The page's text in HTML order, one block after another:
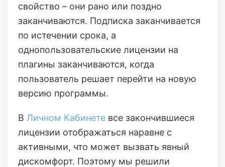
свойство – они рано или поздно
заканчиваются. Подписка заканчивается
по истечении срока, а
однопользовательские лицензии на
плагины заканчиваются, когда
пользователь решает перейти на новую
версию программы.
В Личном Кабинете все закончившиеся
лицензии отображаться наравне с
активными, что может вызвать явный
дискомфорт. Поэтому мы решили